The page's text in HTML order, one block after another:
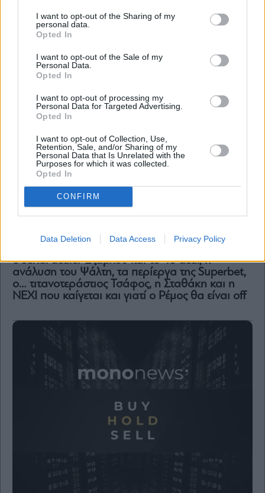
I want to opt-out of the Sharing of my
personal data.
Opted In
I want to opt-out of the Sale of my
Personal Data.
Opted In
I want to opt-out of processing my
Personal Data for Targeted Advertising.
Opted In
I want to opt-out of Collection, Use,
Retention, Sale, and/or Sharing of my
Personal Data that Is Unrelated with the
Purposes for which it was collected.
Opted In
CONFIRM
Data Deletion Data Access Privacy Policy
Το πάρτι των μετοχών και η αστυνομία, το
μυστικό του Στάσση και της ΔΕΗ, τα χρόνια
πολλά του Τόλη και οι φέτες Σβαν, οι κρίσιμες
ώρες για Παπανδρέου-Μουζάκη-Θάνου, το
transformation της Metlen, ποιοι είναι έξαλλοι με
τον Τσάφο, και η χαρισματική εγγονή του
o serial dealer Εξάρχου και το 4o deal, η
ανάλυση του Ψάλτη, τα περίεργα της Superbet,
ο… τιτανοτεράστιος Τσάφος, η Σταθάκη και η
NEXI που καίγεται και γιατί ο Ρέμος θα είναι off